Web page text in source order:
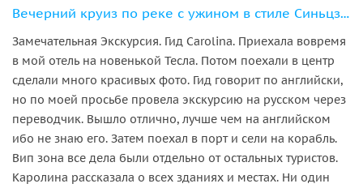
Вечерний круиз по реке с ужином в стиле Синьцзян
Замечательная Экскурсия. Гид Carolina. Приехала вовремя
в мой отель на новенькой Тесла. Потом поехали в центр
сделали много красивых фото. Гид говорит по английски,
но по моей просьбе провела экскурсию на русском через
переводчик. Вышло отлично, лучше чем на английском
ибо не знаю его. Затем поехал в порт и сели на корабль.
Вип зона все дела были отдельно от остальных туристов.
Каролина рассказала о всех зданиях и местах. Ни один